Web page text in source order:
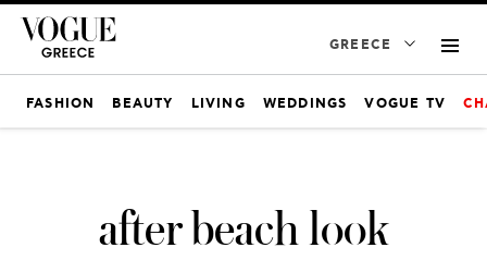
GREECE
FASHION BEAUTY LIVING WEDDINGS VOGUE TV
after beach look